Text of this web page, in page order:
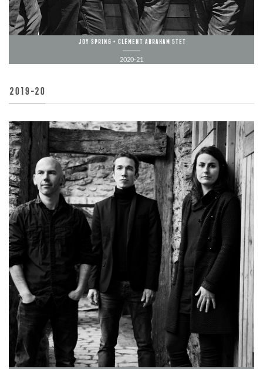
Joy Spring • Clément Abraham 5tet
2020-21
2019-20